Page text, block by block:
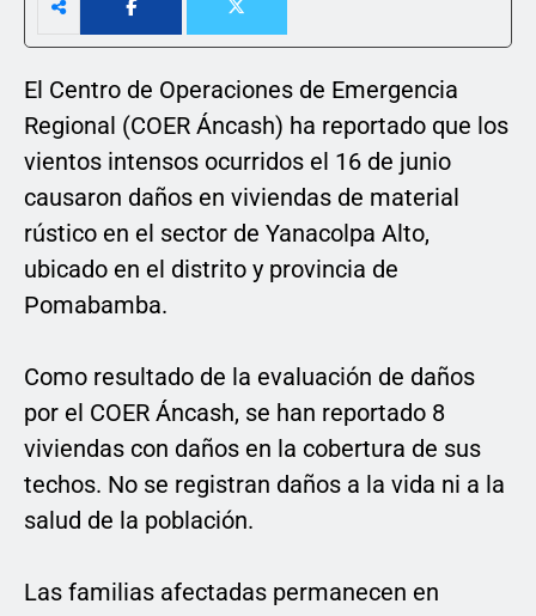
El Centro de Operaciones de Emergencia
Regional (COER Áncash) ha reportado que los
vientos intensos ocurridos el 16 de junio
causaron daños en viviendas de material
rústico en el sector de Yanacolpa Alto,
ubicado en el distrito y provincia de
Pomabamba.
Como resultado de la evaluación de daños
por el COER Áncash, se han reportado 8
viviendas con daños en la cobertura de sus
techos. No se registran daños a la vida ni a la
salud de la población.
Las familias afectadas permanecen en